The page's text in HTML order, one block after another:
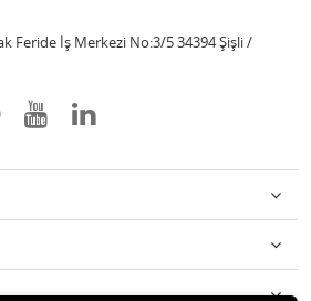
Feride İş Merkezi No:3/5 34394 Şişli /